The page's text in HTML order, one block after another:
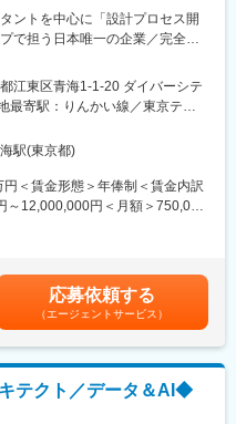
を推奨しております。
がございます。（数週間～1年ま
ー設計グループ」と「神奈川工
に設立しました。当社では工場
を設備計画立案から導入後のフ
産設備を対象に設計、保全サー
、対象範囲を富士フイルムグル
ントを中心に「設計プロセス開
で担う日本唯一の企業／完全週
た中核ポジションにて、自動車
御設計・MBD（モデルベース開
課題の抽出から解決策（ソリュ
案、および技術領域の運営(収益
します。
見極める
ューションの企画・提案書の作
江東区青海1-1-20 ダイバーシテ
最寄駅：りんかい線／東京テレ
禁煙
駅(東京都)
＜賃金形態＞年俸制＜賃金内訳
～12,000,000円＜月額＞750,000
上下する可能性があります。月
です。
応募依頼する
（エージェントサービス）
テクト／データ＆AI◆